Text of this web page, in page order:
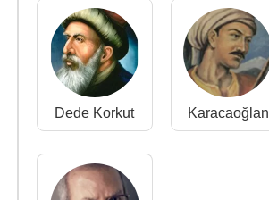
Dede Korkut Karacaoğlan